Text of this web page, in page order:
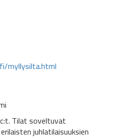
myllysilta.html
Tilat soveltuvat
juhlatilaisuuksien